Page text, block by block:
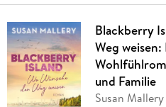
Blackberry
Weg
und Familie
Susan Mallery